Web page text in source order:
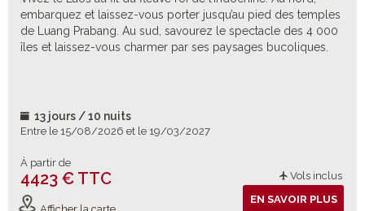
embarquez et laissez-vous porter jusqu’au pied des temples
de Luang Prabang. Au sud, savourez le spectacle des 4 000
îles et laissez-vous charmer par ses paysages bucoliques.
13 jours / 10 nuits
Entre le 15/08/2026 et le 19/03/2027
À partir de
4423 € TTC Vols inclus
EN SAVOIR PLUS